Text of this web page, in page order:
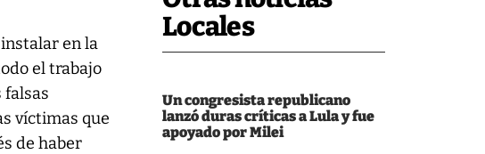
Locales
Un congresista republicano
lanzó duras críticas a Lula y fue
apoyado por Milei
en la
el trabajo
falsas
víctimas que
de haber